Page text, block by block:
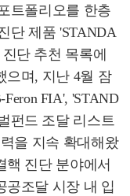
트폴리오를 한층
단 제품 'STANDA
단 추천 목록에
으며, 지난 4월 잠
FIA', 'STAND
펀드 조달 리스트
을 지속 확대해왔
핵 진단 분야에서
공조달 시장 내 입